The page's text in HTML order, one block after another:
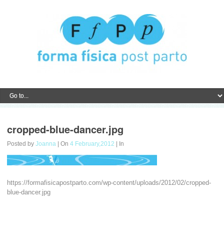
cropped-blue-dancer.jpg
Posted byJoanna | On4 February,2012 | In
https://formafisicapostparto.com/wp-content/uploads/2012/02/cropped-
blue-dancer.jpg